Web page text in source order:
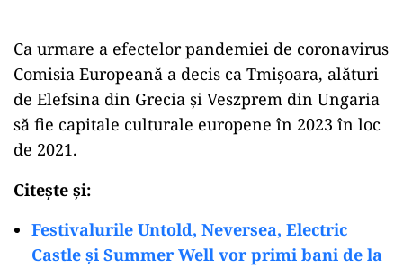
Ca urmare a efectelor pandemiei de coronavirus
Comisia Europeană a decis ca Tmișoara, alături
de Elefsina din Grecia și Veszprem din Ungaria
să fie capitale culturale europene în 2023 în loc
de 2021.
Citește și:
Festivalurile Untold, Neversea, Electric
Castle şi Summer Well vor primi bani de la